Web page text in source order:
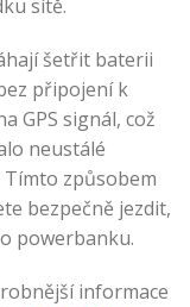
sítě.
šetřit baterii
připojení k
GPS signál, což
neustálé
způsobem
bezpečně jezdit,
powerbanku.
informace